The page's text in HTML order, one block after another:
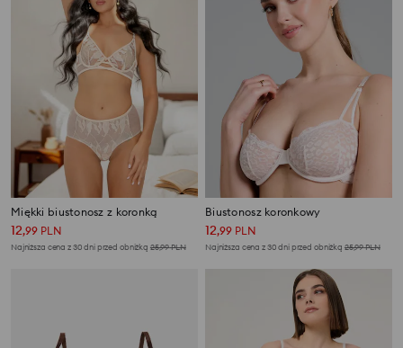
Miękki biustonosz z koronką
12,99 PLN
Najniższa cena z 30 dni przed obniżką 25,99PLN
Biustonosz koronkowy
12,99 PLN
Najniższa cena z 30 dni przed obniżką 25,99PLN